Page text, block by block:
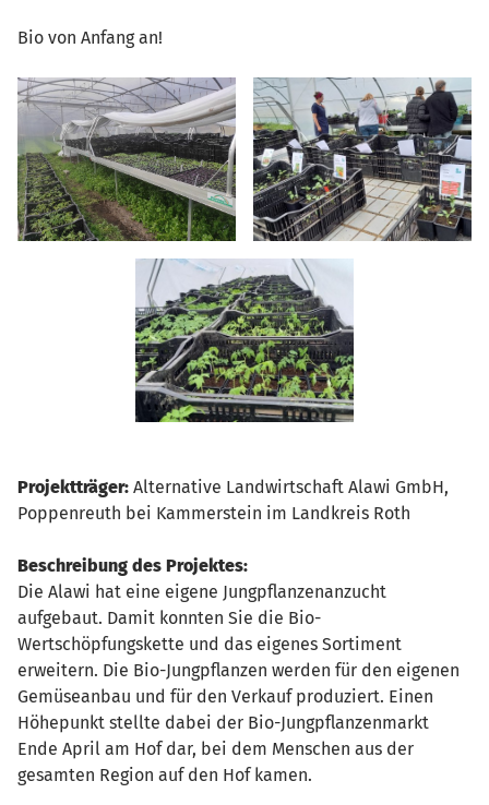
Bio von Anfang an!
Projektträger: Alternative Landwirtschaft Alawi GmbH,
Poppenreuth bei Kammerstein im Landkreis Roth
Beschreibung des Projektes:
Die Alawi hat eine eigene Jungpflanzenanzucht
aufgebaut. Damit konnten Sie die Bio-
Wertschöpfungskette und das eigenes Sortiment
erweitern. Die Bio-Jungpflanzen werden für den eigenen
Gemüseanbau und für den Verkauf produziert. Einen
Höhepunkt stellte dabei der Bio-Jungpflanzenmarkt
Ende April am Hof dar, bei dem Menschen aus der
gesamten Region auf den Hof kamen.